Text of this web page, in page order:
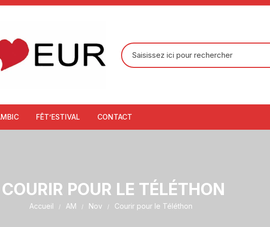
Recherche
pour
FÊT’ESTIVAL CONTACT
COURIR POUR LE TÉLÉTHON
Accueil AM Nov Courir pour le Téléthon